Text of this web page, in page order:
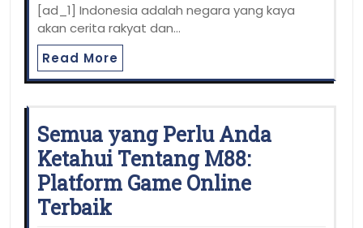
[ad_1] Indonesia adalah negara yang kaya
akan cerita rakyat dan…
Read More
Semua yang Perlu Anda
Ketahui Tentang M88:
Platform Game Online
Terbaik